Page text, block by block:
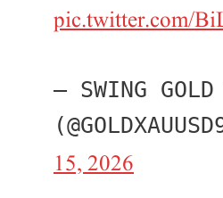
pic.twitter.com/
— SWING GOLD
15, 2026